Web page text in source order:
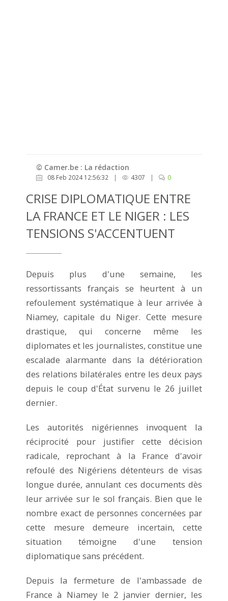
© Camer.be : La rédaction
08 Feb 2024 12:56:32 | 4307 | 0
CRISE DIPLOMATIQUE ENTRE
LA FRANCE ET LE NIGER : LES
TENSIONS S'ACCENTUENT
Depuis plus d'une semaine, les
ressortissants français se heurtent à un
refoulement systématique à leur arrivée à
Niamey, capitale du Niger. Cette mesure
drastique, qui concerne même les
diplomates et les journalistes, constitue une
escalade alarmante dans la détérioration
des relations bilatérales entre les deux pays
depuis le coup d'État survenu le 26 juillet
dernier.
Les autorités nigériennes invoquent la
réciprocité pour justifier cette décision
radicale, reprochant à la France d'avoir
refoulé des Nigériens détenteurs de visas
longue durée, annulant ces documents dès
leur arrivée sur le sol français. Bien que le
nombre exact de personnes concernées par
cette mesure demeure incertain, cette
situation témoigne d'une tension
diplomatique sans précédent.
Depuis la fermeture de l'ambassade de
France à Niamey le 2 janvier dernier, les